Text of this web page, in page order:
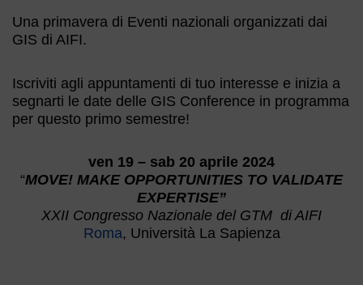
Una primavera di Eventi nazionali organizzati dai
GIS di AIFI.
Iscriviti agli appuntamenti di tuo interesse e inizia a
segnarti le date delle GIS Conference in programma
per questo primo semestre!
ven 19 – sab 20 aprile 2024
“MOVE! MAKE OPPORTUNITIES TO VALIDATE
EXPERTISE”
XXII Congresso Nazionale del GTM di AIFI
Roma, Università La Sapienza